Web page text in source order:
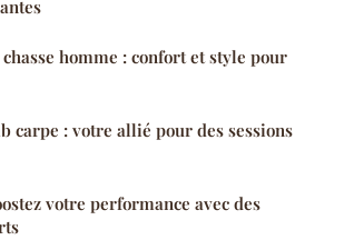
homme : confort et style pour
carpe : votre allié pour des sessions
votre performance avec des